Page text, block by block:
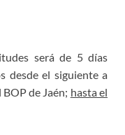
será de 5 días
desde el siguiente a
de Jaén; hasta el